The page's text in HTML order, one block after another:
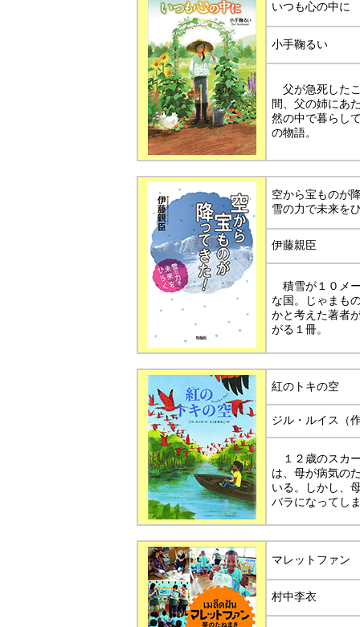
いつも心の中に
小手鞠るい
父が急死した
間、父の姉にあ
然の中で暮らし
の物語。
空から宝もの
雪の力で未来を
伊藤親臣
積雪が１０メ
な国。じゃまも
かと考えた著者
がる１冊。
紅のトキの空
ジル・ルイス（
１２歳のスカ
は、母が病気の
いる。しかし、
バラになってし
マレットファン
村中李衣